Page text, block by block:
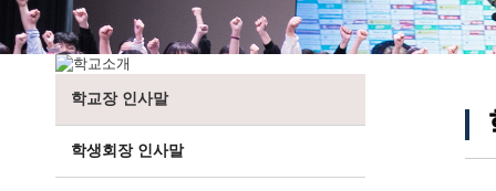
전경사진
학교장 인사말
학생회장 인사말